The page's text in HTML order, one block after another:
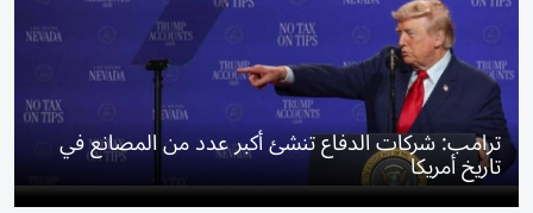
ترامب: شركات الدفاع تنشئ أكبر عدد من المصانع في
تاريخ أمريكا